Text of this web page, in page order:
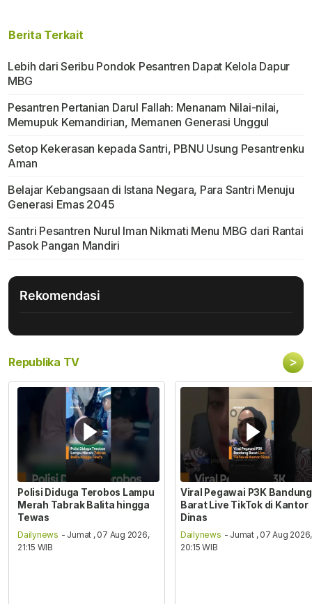
Berita Terkait
Lebih dari Seribu Pondok Pesantren Dapat Kelola Dapur
MBG
Pesantren Pertanian Darul Fallah: Menanam Nilai-nilai,
Memupuk Kemandirian, Memanen Generasi Unggul
Setop Kekerasan kepada Santri, PBNU Usung Pesantrenku
Aman
Belajar Kebangsaan di Istana Negara, Para Santri Menuju
Generasi Emas 2045
Santri Pesantren Nurul Iman Nikmati Menu MBG dari Rantai
Pasok Pangan Mandiri
Rekomendasi
Republika TV >
Polisi Diduga Terobos Lampu
Merah Tabrak Balita hingga
Tewas
Dailynews - Jumat , 07 Aug 2026,
21:15 WIB
Viral Pegawai P3K Bandung
Barat Live TikTok di Kantor
Dinas
Dailynews - Jumat , 07 Aug 2026,
20:15 WIB